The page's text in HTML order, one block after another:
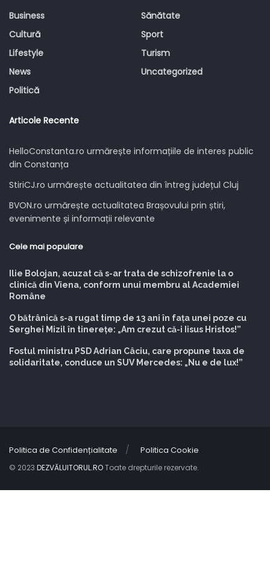
Business
Cultură
Lifestyle
News
Politică
Sănătate
Sport
Turism
Uncategorized
Articole Recente
HelloConstanta.ro urmărește informațiile de interes public
din Constanța
StiriCJ.ro urmărește actualitatea din întreg județul Cluj
BVON.ro urmărește actualitatea Brașovului prin știri,
evenimente și informații relevante
Cele mai populare
Ilie Bolojan, acuzat că s-ar trata de schizofrenie la o
clinică din Viena, conform unui membru al Academiei
Române
O bătrânică s-a rugat timp de 13 ani în fața unei poze cu
Serghei Mizil în tinerețe: „Am crezut că-i Iisus Hristos!”
Fostul ministru PSD Adrian Câciu, care propune taxa de
solidaritate, conduce un SUV Mercedes: „Nu e de lux!”
Politica de Confidențialitate Politica Cookie
© 2023 DEZVĂLUITORUL.ROToate drepturile rezervate.